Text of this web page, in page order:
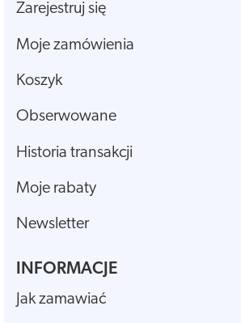
Zarejestruj się
Moje zamówienia
Koszyk
Obserwowane
Historia transakcji
Moje rabaty
Newsletter
INFORMACJE
Jak zamawiać